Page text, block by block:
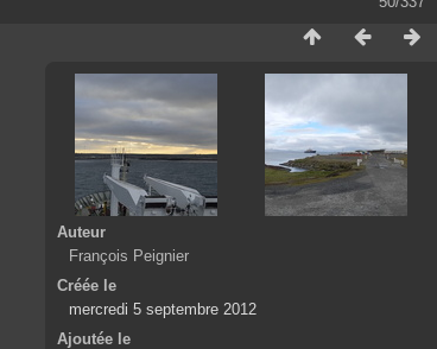
Auteur
François Peignier
Créée le
mercredi 5 septembre 2012
Ajoutée le